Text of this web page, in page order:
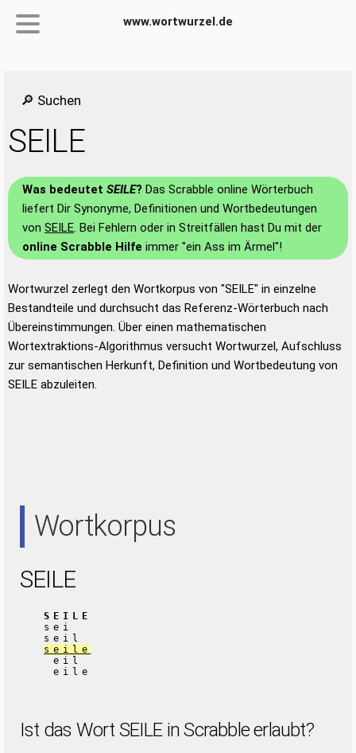
www.wortwurzel.de
🔎 Suchen
SEILE
Was bedeutet SEILE? Das Scrabble online Wörterbuch
liefert Dir Synonyme, Definitionen und Wortbedeutungen
von SEILE. Bei Fehlern oder in Streitfällen hast Du mit der
online Scrabble Hilfe immer "ein Ass im Ärmel"!
Wortwurzel zerlegt den Wortkorpus von "SEILE" in einzelne
Bestandteile und durchsucht das Referenz-Wörterbuch nach
Übereinstimmungen. Über einen mathematischen
Wortextraktions-Algorithmus versucht Wortwurzel, Aufschluss
zur semantischen Herkunft, Definition und Wortbedeutung von
SEILE abzuleiten.
Wortkorpus
SEILE
SEILE
sei
seil
seile
eil
eile
Ist das Wort SEILE in Scrabble erlaubt?